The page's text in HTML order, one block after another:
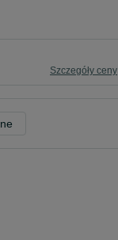
Szczegóły ceny